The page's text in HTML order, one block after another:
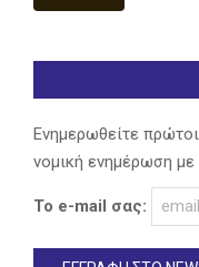
Ενημερωθείτε
νομική ενημέρωση με
Το e-mail σας: